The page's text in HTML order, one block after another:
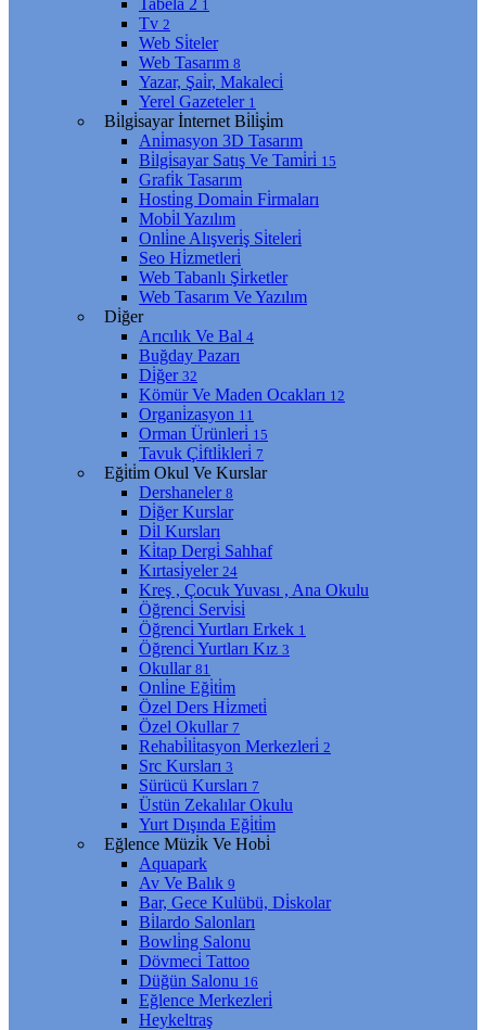
1
Tv 2
Web Si̇teler
Web Tasarım 8
Yazar, Şai̇r, Makaleci̇
Yerel Gazeteler 1
Bi̇lgi̇sayar İnternet Bi̇li̇şi̇m
Ani̇masyon 3D Tasarım
Bi̇lgi̇sayar Satış Ve Tami̇ri̇ 15
Grafi̇k Tasarım
Hosti̇ng Domai̇n Fi̇rmaları
Mobi̇l Yazılım
Onli̇ne Alışveri̇ş Si̇teleri̇
Seo Hi̇zmetleri̇
Web Tabanlı Şi̇rketler
Web Tasarım Ve Yazılım
Di̇ğer
Arıcılık Ve Bal 4
Buğday Pazarı
Di̇ğer 32
Kömür Ve Maden Ocakları 12
Organi̇zasyon 11
Orman Ürünleri̇ 15
Tavuk Çi̇ftli̇kleri̇ 7
Eği̇ti̇m Okul Ve Kurslar
Dershaneler 8
Di̇ğer Kurslar
Di̇l Kursları
Ki̇tap Dergi̇ Sahhaf
Kırtasi̇yeler 24
Kreş , Çocuk Yuvası , Ana Okulu
Öğrenci̇ Servi̇si̇
Öğrenci̇ Yurtları Erkek 1
Öğrenci̇ Yurtları Kız 3
Okullar 81
Onli̇ne Eği̇ti̇m
Özel Ders Hi̇zmeti̇
Özel Okullar 7
Rehabi̇li̇tasyon Merkezleri̇ 2
Src Kursları 3
Sürücü Kursları 7
Üstün Zekalılar Okulu
Yurt Dışında Eği̇ti̇m
Eğlence Müzi̇k Ve Hobi̇
Aquapark
Av Ve Balık 9
Bar, Gece Kulübü, Di̇skolar
Bi̇lardo Salonları
Bowli̇ng Salonu
Dövmeci̇ Tattoo
Düğün Salonu 16
Eğlence Merkezleri̇
Heykeltraş